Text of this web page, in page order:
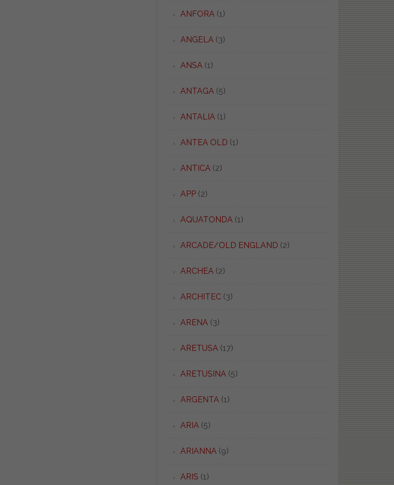
ANFORA(1)
ANGELA(3)
ANSA(1)
ANTAGA(5)
ANTALIA(1)
ANTEA OLD (1)
ANTICA(2)
APP(2)
AQUATONDA(1)
ARCADE/OLD ENGLAND (2)
ARCHEA(2)
ARCHITEC(3)
ARENA(3)
ARETUSA(17)
ARETUSINA(5)
ARGENTA(1)
ARIA(5)
ARIANNA(9)
ARIS (1)